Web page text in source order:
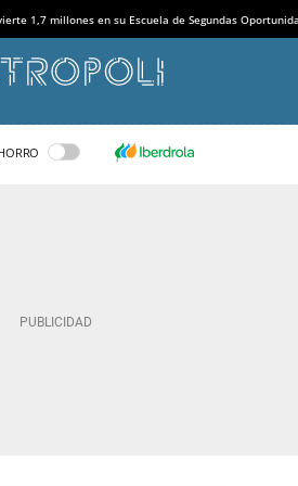
1,7 millones en su Escuela de Segundas